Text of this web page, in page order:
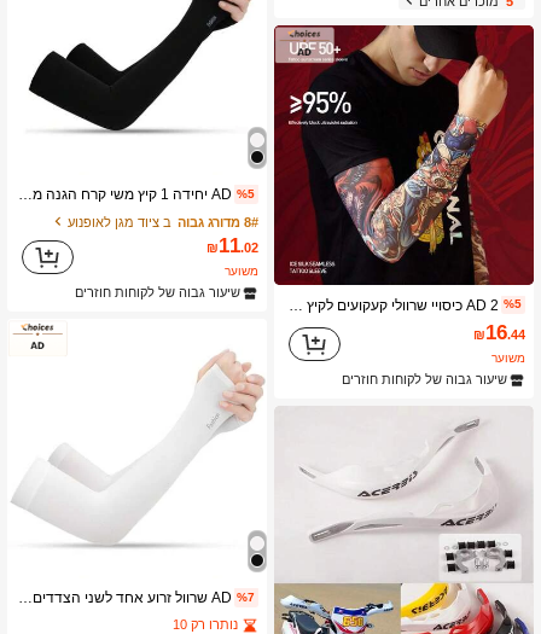
%5 AD 2 כיסויי שרוולי קעקועים לקיץ חיצוניים לרכיבה על אופניים מגן זרוע משי קרח שרוול הגנה מפני השמש לנשימה כיסוי זרוע לגברים חלק מודפס שרוול קרח שרוול הגנה לאופנוע
₪16.44
משוער
שיעור גבוה של לקוחות חוזרים
%5 AD יחידה 1 קיץ משי קרח הגנה מפני השמש שרוול זרוע לגברים ולנשים , חוץ נהיגה , UV עָמִיד בִּפְנֵי , שחור
8# מדורג גבוה
ב ציוד מגן לאופנוע
₪11.02
משוער
שיעור גבוה של לקוחות חוזרים
%7 AD שרוול זרוע אחד לשני הצדדים, קרם הגנה חיצוני, הגנה מפני UV, נושם, קל משקל
נותרו רק 10